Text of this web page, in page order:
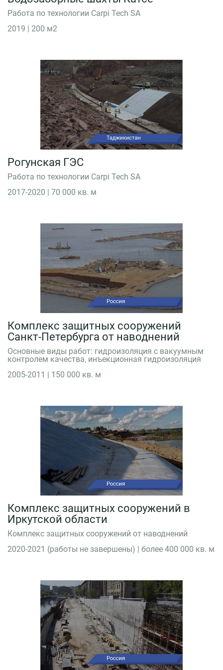
сооружений
в
Иркутской
Комплекс
защитных
сооружений
Санкт-
Петербурга
наводнений
Рогунская
Водозаборные
шахты
Документы
компании
Пресс-
центр
Библиотека
знаний
Контакты
+7
info@tempstroy.ru
Работа по технологии Carpi Tech SA
2019 | 200 м2
Рогунская ГЭС
Работа по технологии Carpi Tech SA
2017-2020 | 70 000 кв. м
Комплекс защитных сооружений
Санкт-Петербурга от наводнений
Основные виды работ: гидроизоляция с вакуумным
контролем качества, инъекционная гидроизоляция
2005-2011 | 150 000 кв. м
Комплекс защитных сооружений в
Иркутской области
Комплекс защитных сооружений от наводнений
2020-2021 (работы не завершены) | более 400 000 кв. м